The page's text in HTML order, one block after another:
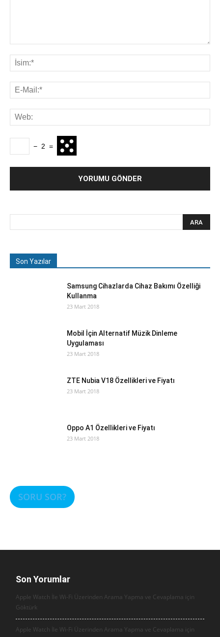
− 2 =
Son Yazılar
Samsung Cihazlarda Cihaz Bakımı Özelliği
Kullanma
23 Mart 2018
Mobil İçin Alternatif Müzik Dinleme
Uygulaması
23 Mart 2018
ZTE Nubia V18 Özellikleri ve Fiyatı
23 Mart 2018
Oppo A1 Özellikleri ve Fiyatı
23 Mart 2018
SORU SOR?
Son Yorumlar
Apple Watch İle Wi-Fi Üzerinden Arama Yapma ve Cevaplama için
Göktürk
Apple Watch İle Wi-Fi Üzerinden Arama Yapma ve Cevaplama için